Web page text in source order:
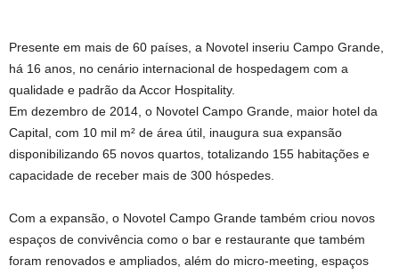
Presente em mais de 60 países, a Novotel inseriu Campo Grande,
há 16 anos, no cenário internacional de hospedagem com a
qualidade e padrão da Accor Hospitality.
Em dezembro de 2014, o Novotel Campo Grande, maior hotel da
Capital, com 10 mil m² de área útil, inaugura sua expansão
disponibilizando 65 novos quartos, totalizando 155 habitações e
capacidade de receber mais de 300 hóspedes.
Com a expansão, o Novotel Campo Grande também criou novos
espaços de convivência como o bar e restaurante que também
foram renovados e ampliados, além do micro-meeting, espaços